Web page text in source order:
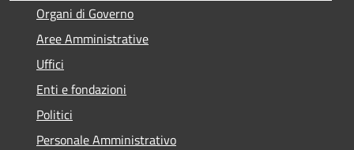
Organi di Governo
Aree Amministrative
Uffici
Enti e fondazioni
Politici
Personale Amministrativo